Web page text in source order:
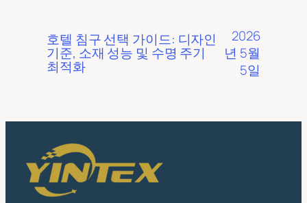
호텔 침구 선택 가이드: 디자인
기준, 소재 성능 및 수명 주기
최적화
2026
년 5월
5일